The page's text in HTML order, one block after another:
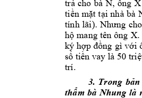
trả cho bà N, ông X
tiền mặt tại nhà bà
tính lãi). Nhưng cho
hộ mang tên ông X.
ký hợp đồng gì với
số tiền vay là 50 triệ
trí.
3. Trong bản
thẩm bà Nhung là